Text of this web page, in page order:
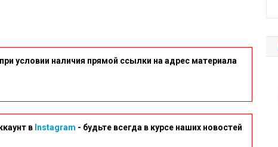
условии наличия прямой ссылки на адрес материала
в Instagram - будьте всегда в курсе наших новостей